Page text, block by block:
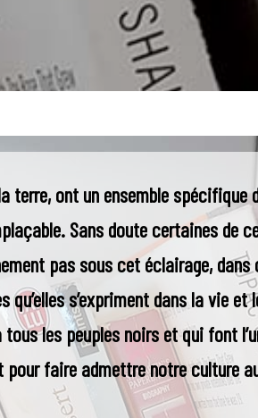
ont un ensemble spécifique
Sans doute certaines de
pas sous cet éclairage,
qu’elles s’expriment dans la vie
les peuples noirs et qui font
faire admettre notre culture